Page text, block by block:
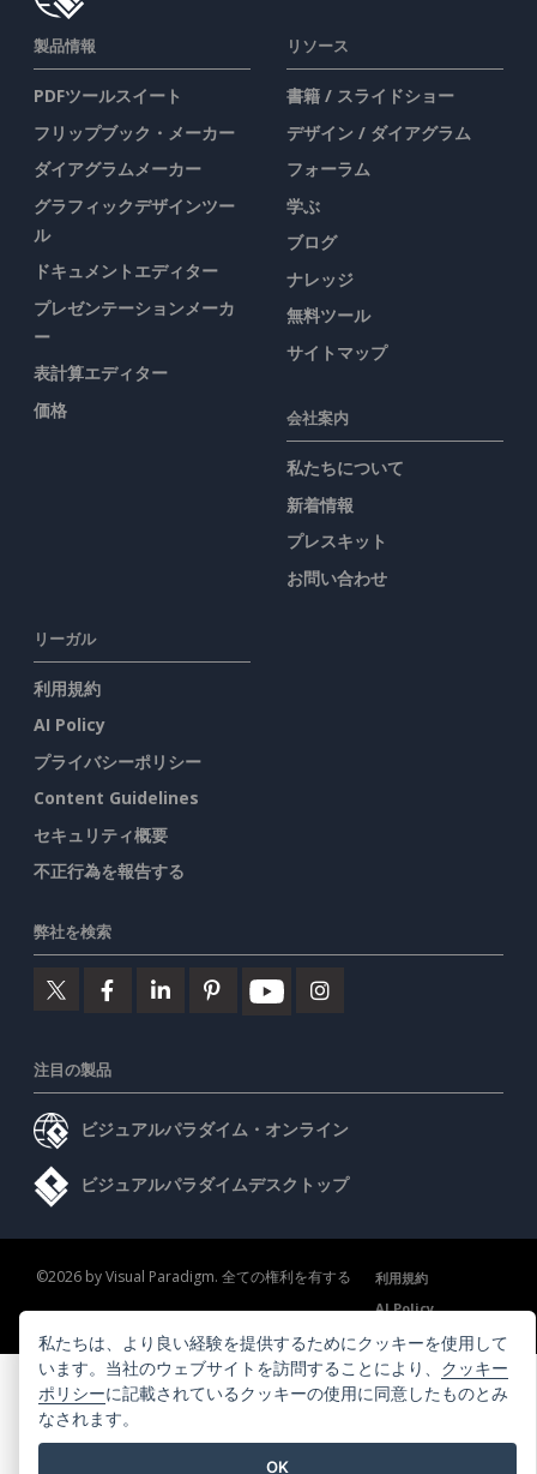
製品情報
PDFツールスイート
フリップブック・メーカー
ダイアグラムメーカー
グラフィックデザインツー
ル
ドキュメントエディター
プレゼンテーションメーカ
ー
表計算エディター
価格
リソース
書籍 / スライドショー
デザイン / ダイアグラム
フォーラム
学ぶ
ブログ
ナレッジ
無料ツール
サイトマップ
会社案内
私たちについて
新着情報
プレスキット
お問い合わせ
リーガル
利用規約
AI Policy
プライバシーポリシー
Content Guidelines
セキュリティ概要
不正行為を報告する
弊社を検索
注目の製品
ビジュアルパラダイム・オンライン
ビジュアルパラダイムデスクトップ
©2026 by Visual Paradigm. 全ての権利を有する
利用規約
AI Policy
プライバシーポリシー
Content Guidelines セキュリティ概要
私たちは、より良い経験を提供するためにクッキーを使用して
います。当社のウェブサイトを訪問することにより、 クッキー
ポリシーに記載されているクッキーの使用に同意したものとみ
なされます。
OK